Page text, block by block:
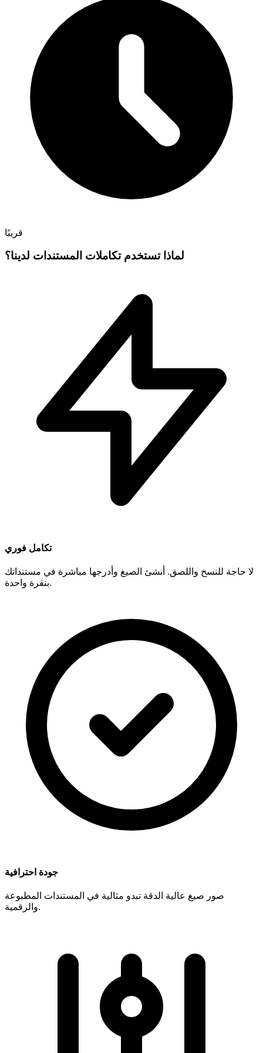
قريبًا
لماذا تستخدم تكاملات المستندات لدينا؟
تكامل فوري
لا حاجة للنسخ واللصق. أنشئ الصيغ وأدرجها مباشرة في مستنداتك
بنقرة واحدة.
جودة احترافية
صور صيغ عالية الدقة تبدو مثالية في المستندات المطبوعة
والرقمية.